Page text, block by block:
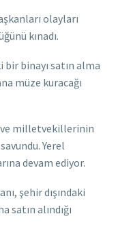
olayları
kınadı.
bir binayı satın alma
müze kuracağı
ve milletvekillerinin
Yerel
devam ediyor.
şehir dışındaki
satın alındığı